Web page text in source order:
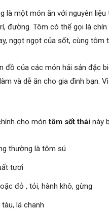
là một món ăn với nguyên
đường. Tôm có thể gọi là
ngọt ngọt của sốt, cùng tôm
đồ của các món hải sản đặc
và dễ ăn cho gia đình bạn.
cho móntôm sốt thái này
thường là tôm sú
tươi
đỏ , tỏi, hành khô, gừng
lá chanh